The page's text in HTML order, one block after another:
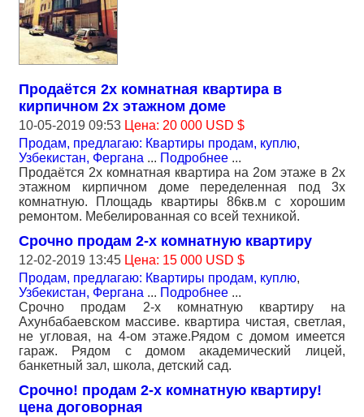
Продаётся 2х комнатная квартира в
кирпичном 2х этажном доме
10-05-2019 09:53 Цена: 20 000 USD $
Продам, предлагаю: Квартиры продам, куплю,
Узбекистан, Фергана ... Подробнее ...
Продаётся 2х комнатная квартира на 2ом этаже в 2х
этажном кирпичном доме переделенная под 3х
комнатную. Площадь квартиры 86кв.м с хорошим
ремонтом. Мебелированная со всей техникой.
Срочно продам 2-х комнатную квартиру
12-02-2019 13:45 Цена: 15 000 USD $
Продам, предлагаю: Квартиры продам, куплю,
Узбекистан, Фергана ... Подробнее ...
Срочно продам 2-х комнатную квартиру на
Ахунбабаевском массиве. квартира чистая, светлая,
не угловая, на 4-ом этаже.Рядом с домом имеется
гараж. Рядом с домом академический лицей,
банкетный зал, школа, детский сад.
Срочно! продам 2-х комнатную квартиру!
цена договорная